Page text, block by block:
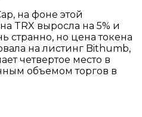
на фоне этой
TRX выросла на 5% и
странно, но цена токена
на листинг Bithumb,
четвертое место в
объемом торгов в